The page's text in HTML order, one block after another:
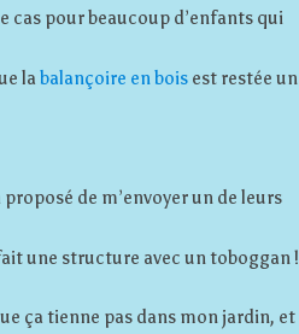
cas pour beaucoup d’enfants qui
labalançoire en bois est restée un
proposé de m’envoyer un de leurs
une structure avec un toboggan !
ça tienne pas dans mon jardin, et